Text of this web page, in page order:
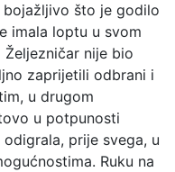
bojažljivo što je godilo
imala loptu u svom
nije bio
zaprijetili odbrani i
u drugom
u potpunosti
prije svega, u
Ruku na